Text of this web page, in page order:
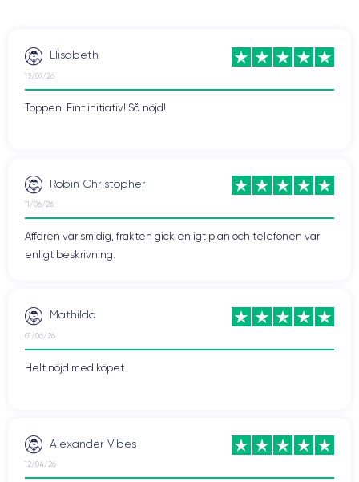
Elisabeth
13/07/26
Toppen! Fint initiativ! Så nöjd!
Robin Christopher
11/06/26
Affären var smidig, frakten gick enligt plan och telefonen var
enligt beskrivning.
Mathilda
01/06/26
Helt nöjd med köpet
Alexander Vibes
12/04/26